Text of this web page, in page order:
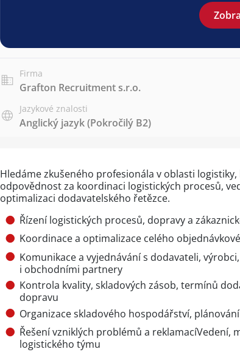
Firma
Grafton Recruitment s.r.o.
Jazykové znalosti
Anglický jazyk(Pokročilý B2)
Hledáme zkušeného profesionála v oblasti
odpovědnost za koordinaci logistických procesů,
optimalizaci dodavatelského řetězce.
Řízení logistických procesů, dopravy a
Koordinace a optimalizace celého
Komunikace a vyjednávání s dodavateli,
i obchodními partnery
Kontrola kvality, skladových zásob, termínů
dopravu
Organizace skladového hospodářství,
Řešení vzniklých problémů a reklamacíVedení,
logistického týmu